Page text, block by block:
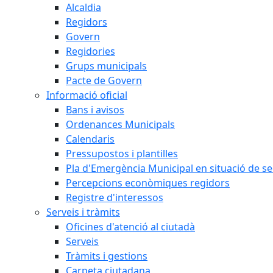
Alcaldia
Regidors
Govern
Regidories
Grups municipals
Pacte de Govern
Informació oficial
Bans i avisos
Ordenances Municipals
Calendaris
Pressupostos i plantilles
Pla d'Emergència Municipal en situació de
Percepcions econòmiques regidors
Registre d'interessos
Serveis i tràmits
Oficines d'atenció al ciutadà
Serveis
Tràmits i gestions